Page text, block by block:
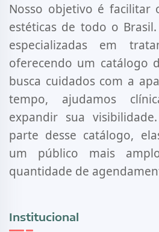
Nosso objetivo é facilitar
estéticas de todo o
especializadas em
oferecendo um catálogo
busca cuidados com a
tempo, ajudamos
expandir sua
parte desse catálogo,
um público mais
quantidade de
Institucional